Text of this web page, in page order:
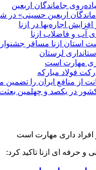
جاماندگان اربعین
اربعین حسینی» در
افزایش اجاره‌بها در ازنا
آب و فاضلاب ازنا
استان ازنا مسافر
لرستان
داری مهارت است
فولاد مبارکه
از منافع ایران را تضمین
در یکصد و چهلمین بعثت
حرفه ای ازنا تاکید کرد: